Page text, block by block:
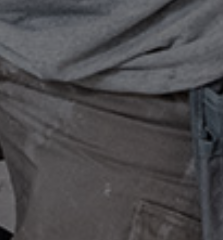
Kjemi, vindsperre og branntetting
Installasjon
Annet
Tjenester